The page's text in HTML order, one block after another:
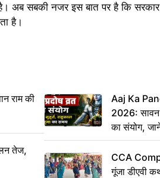
अब सबकी नजर इस बात पर है कि
है।
राम की
तेज,
Aaj Ka
2026: सावन
का संयोग,
का समय
CCA
गूंजा डीएवी